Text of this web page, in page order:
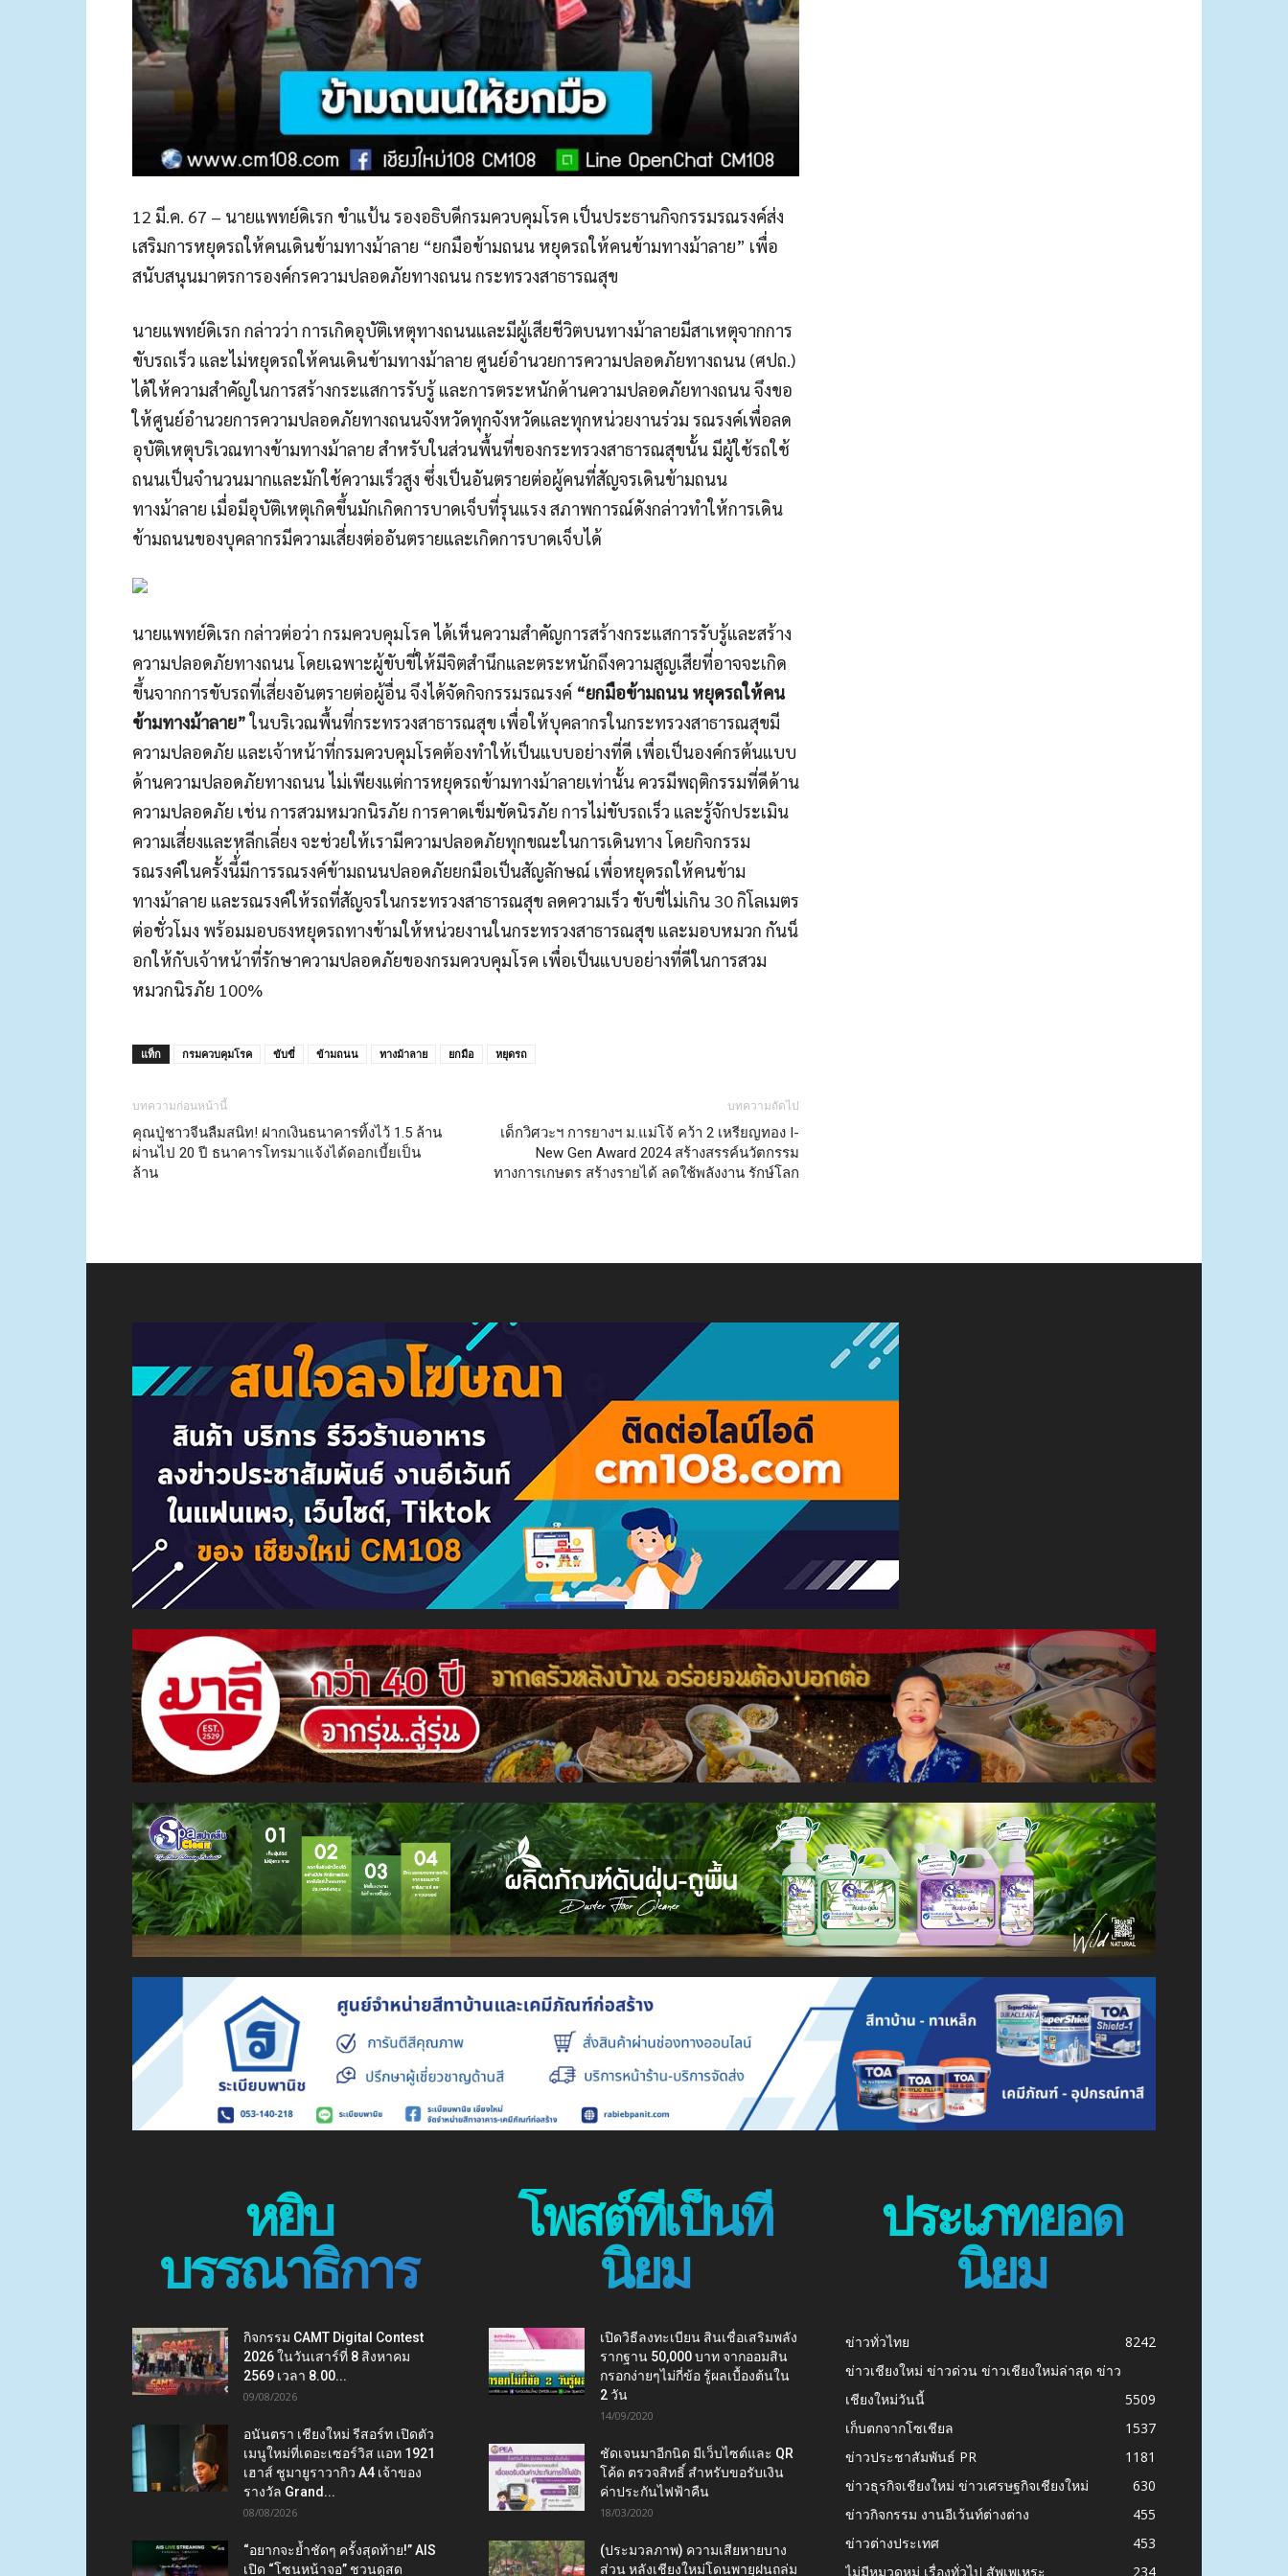
12 มี.ค. 67 – นายแพทย์ดิเรก ขำแป้น รองอธิบดีกรมควบคุมโรค เป็นประธานกิจกรรมรณรงค์ส่ง
เสริมการหยุดรถให้คนเดินข้ามทางม้าลาย “ยกมือข้ามถนน หยุดรถให้คนข้ามทางม้าลาย” เพื่อ
สนับสนุนมาตรการองค์กรความปลอดภัยทางถนน กระทรวงสาธารณสุข
นายแพทย์ดิเรก กล่าวว่า การเกิดอุบัติเหตุทางถนนและมีผู้เสียชีวิตบนทางม้าลายมีสาเหตุจากการ
ขับรถเร็ว และไม่หยุดรถให้คนเดินข้ามทางม้าลาย ศูนย์อำนวยการความปลอดภัยทางถนน (ศปถ.)
ได้ให้ความสำคัญในการสร้างกระแสการรับรู้ และการตระหนักด้านความปลอดภัยทางถนน จึงขอ
ให้ศูนย์อำนวยการความปลอดภัยทางถนนจังหวัดทุกจังหวัดและทุกหน่วยงานร่วม รณรงค์เพื่อลด
อุบัติเหตุบริเวณทางข้ามทางม้าลาย สำหรับในส่วนพื้นที่ของกระทรวงสาธารณสุขนั้น มีผู้ใช้รถใช้
ถนนเป็นจำนวนมากและมักใช้ความเร็วสูง ซึ่งเป็นอันตรายต่อผู้คนที่สัญจรเดินข้ามถนน
ทางม้าลาย เมื่อมีอุบัติเหตุเกิดขึ้นมักเกิดการบาดเจ็บที่รุนแรง สภาพการณ์ดังกล่าวทำให้การเดิน
ข้ามถนนของบุคลากรมีความเสี่ยงต่ออันตรายและเกิดการบาดเจ็บได้
นายแพทย์ดิเรก กล่าวต่อว่า กรมควบคุมโรค ได้เห็นความสำคัญการสร้างกระแสการรับรู้และสร้าง
ความปลอดภัยทางถนน โดยเฉพาะผู้ขับขี่ให้มีจิตสำนึกและตระหนักถึงความสูญเสียที่อาจจะเกิด
ขึ้นจากการขับรถที่เสี่ยงอันตรายต่อผู้อื่น จึงได้จัดกิจกรรมรณรงค์ “ยกมือข้ามถนน หยุดรถให้คน
ข้ามทางม้าลาย”ในบริเวณพื้นที่กระทรวงสาธารณสุข เพื่อให้บุคลากรในกระทรวงสาธารณสุขมี
ความปลอดภัย และเจ้าหน้าที่กรมควบคุมโรคต้องทำให้เป็นแบบอย่างที่ดี เพื่อเป็นองค์กรต้นแบบ
ด้านความปลอดภัยทางถนน ไม่เพียงแต่การหยุดรถข้ามทางม้าลายเท่านั้น ควรมีพฤติกรรมที่ดีด้าน
ความปลอดภัย เช่น การสวมหมวกนิรภัย การคาดเข็มขัดนิรภัย การไม่ขับรถเร็ว และรู้จักประเมิน
ความเสี่ยงและหลีกเลี่ยง จะช่วยให้เรามีความปลอดภัยทุกขณะในการเดินทาง โดยกิจกรรม
รณรงค์ในครั้งนี้่มีการรณรงค์ข้ามถนนปลอดภัยยกมือเป็นสัญลักษณ์ เพื่อหยุดรถให้คนข้าม
ทางม้าลาย และรณรงค์ให้รถที่สัญจรในกระทรวงสาธารณสุข ลดความเร็ว ขับขี่ไม่เกิน 30 กิโลเมตร
ต่อชั่วโมง พร้อมมอบธงหยุดรถทางข้ามให้หน่วยงานในกระทรวงสาธารณสุข และมอบหมวก กันน็
อกให้กับเจ้าหน้าที่รักษาความปลอดภัยของกรมควบคุมโรค เพื่อเป็นแบบอย่างที่ดีในการสวม
หมวกนิรภัย 100%
แท็ก กรมควบคุมโรค ขับขี่ ข้ามถนน ทางม้าลาย ยกมือ หยุดรถ
บทความก่อนหน้านี้
คุณปู่ชาวจีนลืมสนิท! ฝากเงินธนาคารทิ้งไว้ 1.5 ล้าน
ผ่านไป 20 ปี ธนาคารโทรมาแจ้งได้ดอกเบี้ยเป็น
ล้าน
บทความถัดไป
เด็กวิศวะฯ การยางฯ ม.แม่โจ้ คว้า 2 เหรียญทอง I-
New Gen Award 2024 สร้างสรรค์นวัตกรรม
ทางการเกษตร สร้างรายได้ ลดใช้พลังงาน รักษ์โลก
หยิบ
บรรณาธิการ
กิจกรรม CAMT Digital Contest
2026 ในวันเสาร์ที่ 8 สิงหาคม
2569 เวลา 8.00...
09/08/2026
อนันตรา เชียงใหม่ รีสอร์ท เปิดตัว
เมนูใหม่ที่เดอะเซอร์วิส แอท 1921
เฮาส์ ชูมายูราวากิว A4 เจ้าของ
รางวัล Grand...
08/08/2026
“อยากจะย้ำชัดๆ ครั้งสุดท้าย!” AIS
เปิด “โซนหน้าจอ” ชวนดูสด
โพสต์ที่เป็นที่
นิยม
เปิดวิธีลงทะเบียน สินเชื่อเสริมพลัง
รากฐาน 50,000 บาท จากออมสิน
กรอกง่ายๆไม่กี่ข้อ รู้ผลเบื้องต้นใน
2 วัน
14/09/2020
ชัดเจนมาอีกนิด มีเว็บไซต์และ QR
โค้ด ตรวจสิทธิ์ สำหรับขอรับเงิน
ค่าประกันไฟฟ้าคืน
18/03/2020
(ประมวลภาพ) ความเสียหายบาง
ส่วน หลังเชียงใหม่โดนพายุฝนถล่ม
ประเภทยอด
นิยม
ข่าวทั่วไทย
8242
ข่าวเชียงใหม่ ข่าวด่วน ข่าวเชียงใหม่ล่าสุด ข่าว
เชียงใหม่วันนี้
5509
เก็บตกจากโซเชียล
1537
ข่าวประชาสัมพันธ์ PR
1181
ข่าวธุรกิจเชียงใหม่ ข่าวเศรษฐกิจเชียงใหม่
630
ข่าวกิจกรรม งานอีเว้นท์ต่างต่าง
455
ข่าวต่างประเทศ
453
ไม่มีหมวดหมู่ เรื่องทั่วไป สัพเพเหระ
234